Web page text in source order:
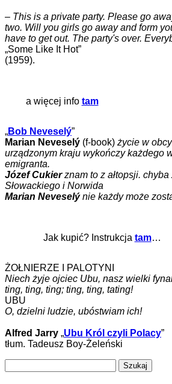
– This is a private party. Please go
two. Will you girls go away and form
have to get out. The party's over.
„Some Like It Hot”
(1959).
a więcej info tam
„Bob Neveselý”
Marian Neveselý (f-book) życie w
urządzonym kraju wykończy każdego
emigranta.
Józef Cukierznam to z ałtopsji.
Słowackiego i Norwida
Marian Neveselýnie każdy może
Jak kupić? Instrukcja tam…
ŻOŁNIERZE I PALOTYNI
Niech żyje ojciec Ubu, nasz wielki
ting, ting, ting; ting, ting, tating!
UBU
O, dzielni ludzie, ubóstwiam ich!
Alfred Jarry „Ubu Król czyli Polacy”
tłum. Tadeusz Boy-Żeleński